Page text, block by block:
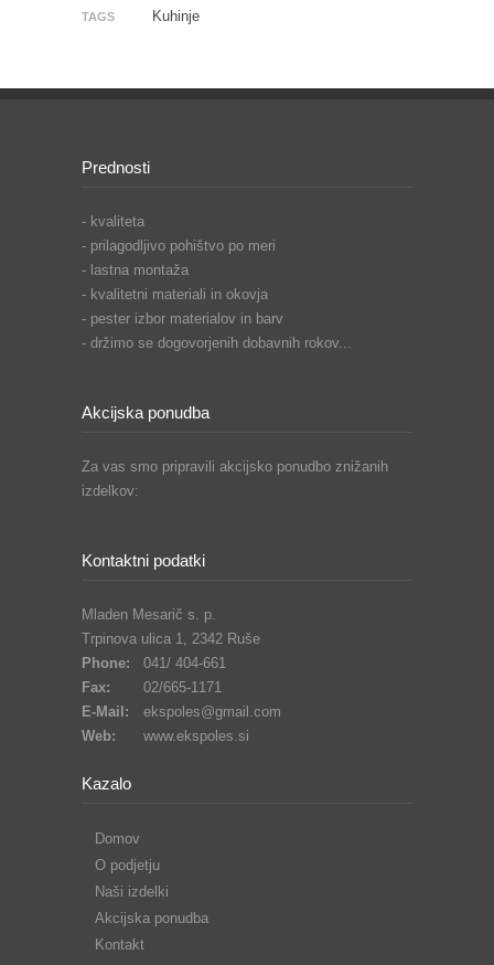
TAGS Kuhinje
Prednosti
- kvaliteta
- prilagodljivo pohištvo po meri
- lastna montaža
- kvalitetni materiali in okovja
- pester izbor materialov in barv
- držimo se dogovorjenih dobavnih rokov...
Akcijska ponudba
Za vas smo pripravili akcijsko ponudbo znižanih
izdelkov:
Kontaktni podatki
Mladen Mesarič s. p.
Trpinova ulica 1, 2342 Ruše
Phone:
041/ 404-661
Fax:
02/665-1171
E-Mail:
ekspoles@gmail.com
Web:
www.ekspoles.si
Kazalo
Domov
O podjetju
Naši izdelki
Akcijska ponudba
Kontakt